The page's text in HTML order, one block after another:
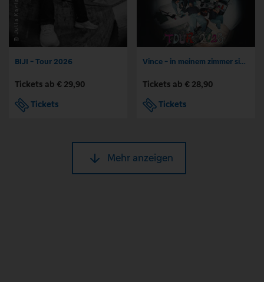
BIJI - Tour 2026
Tickets ab € 29,90
Tickets
Vince - in meinem zimmer sieht es aus wie in meinem kopf
Tickets ab € 28,90
Tickets
Mehr anzeigen